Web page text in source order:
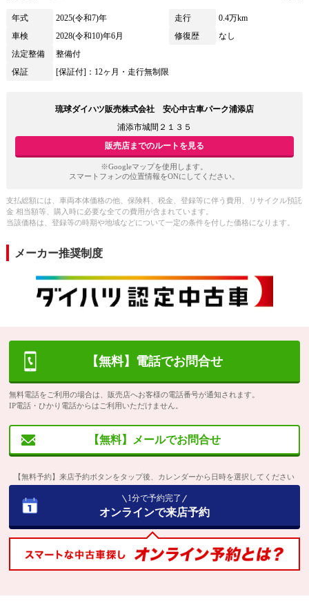
年式 2025(令和7)年 走行
0.4万km
車検
2028(令和10)年6月 修復歴
なし
法定整備
整備付
保証
[保証付]：12ヶ月・走行無制限
琉球ダイハツ販売株式会社 安心中古車パーク浦添店
浦添市城間２１３５
販売店までのルートを見る
※Googleマップを使用します。
スマートフォンの位置情報をONにしてください。
支払総額には、車両本体価格の他、保険料、税金、登録等に伴う費用、リサイクル預託
金 相当額等、購入時に必要な全ての費用が含まれています。
当該価格は、登録等の時期や地域などについて一定の条件を付した価格になります。
メーカー推奨制度
【無料】電話でお問合せ
無料電話をご利用の場合は、販売店へお客様の電話番号が通知されます。
IP電話・ひかり電話からはご利用いただけません。
【無料】メールでお問合せ
【無料予約】来店予約ボタンをタップ後、カレンダーから日時を選択してください
1分で予約完了
オンラインで来店予約